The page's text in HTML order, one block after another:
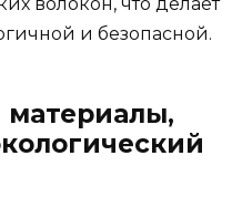
волокон, что делает
и безопасной.